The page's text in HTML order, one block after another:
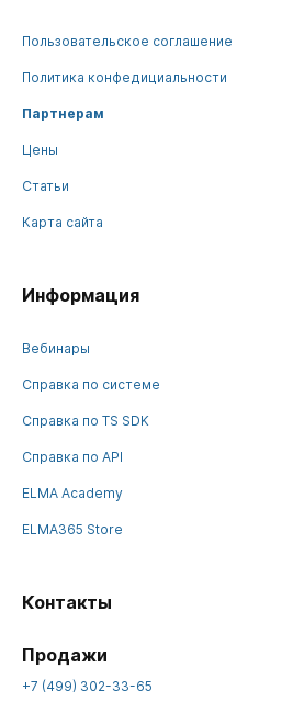
Пользовательское соглашение
Политика конфедициальности
Партнерам
Цены
Статьи
Карта сайта
Информация
Вебинары
Справка по системе
Справка по TS SDK
Справка по API
ELMA Academy
ELMA365 Store
Контакты
Продажи
+7 (499) 302-33-65